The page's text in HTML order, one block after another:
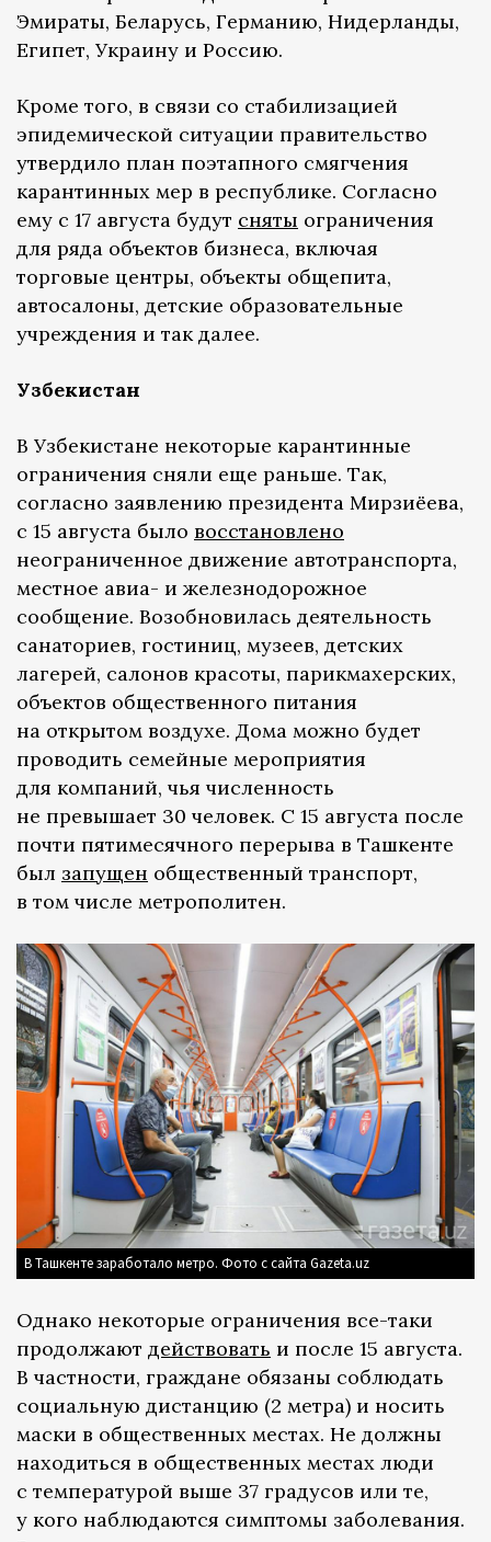
Эмираты, Беларусь, Германию, Нидерланды,
Египет, Украину и Россию.
Кроме того, в связи со стабилизацией
эпидемической ситуации правительство
утвердило план поэтапного смягчения
карантинных мер в республике. Согласно
ему с 17 августа будут сняты ограничения
для ряда объектов бизнеса, включая
торговые центры, объекты общепита,
автосалоны, детские образовательные
учреждения и так далее.
Узбекистан
В Узбекистане некоторые карантинные
ограничения сняли еще раньше. Так,
согласно заявлению президента Мирзиёева,
с 15 августа было восстановлено
неограниченное движение автотранспорта,
местное авиа- и железнодорожное
сообщение. Возобновилась деятельность
санаториев, гостиниц, музеев, детских
лагерей, салонов красоты, парикмахерских,
объектов общественного питания
на открытом воздухе. Дома можно будет
проводить семейные мероприятия
для компаний, чья численность
не превышает 30 человек. С 15 августа после
почти пятимесячного перерыва в Ташкенте
был запущен общественный транспорт,
в том числе метрополитен.
В Ташкенте заработало метро. Фото с сайта Gazeta.uz
Однако некоторые ограничения все-таки
продолжают действовать и после 15 августа.
В частности, граждане обязаны соблюдать
социальную дистанцию (2 метра) и носить
маски в общественных местах. Не должны
находиться в общественных местах люди
с температурой выше 37 градусов или те,
у кого наблюдаются симптомы заболевания.